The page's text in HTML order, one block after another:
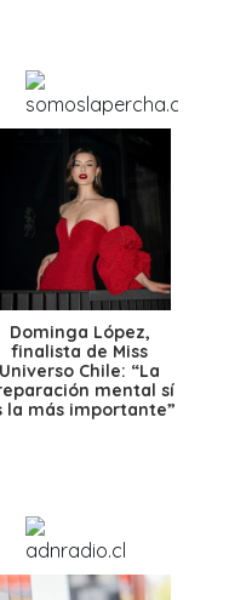
Dominga López,
finalista de Miss
Universo Chile: “La
mental sí
la más importante”